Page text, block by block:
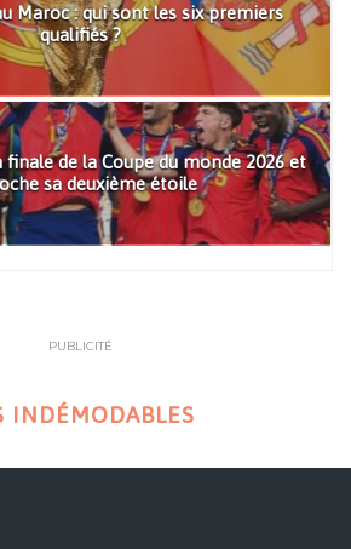
Maroc : qui sont les six premiers
qualifiés ?
de la Coupe du monde 2026 et
sa deuxième étoile
PUBLICITÉ
INDÉMODABLES